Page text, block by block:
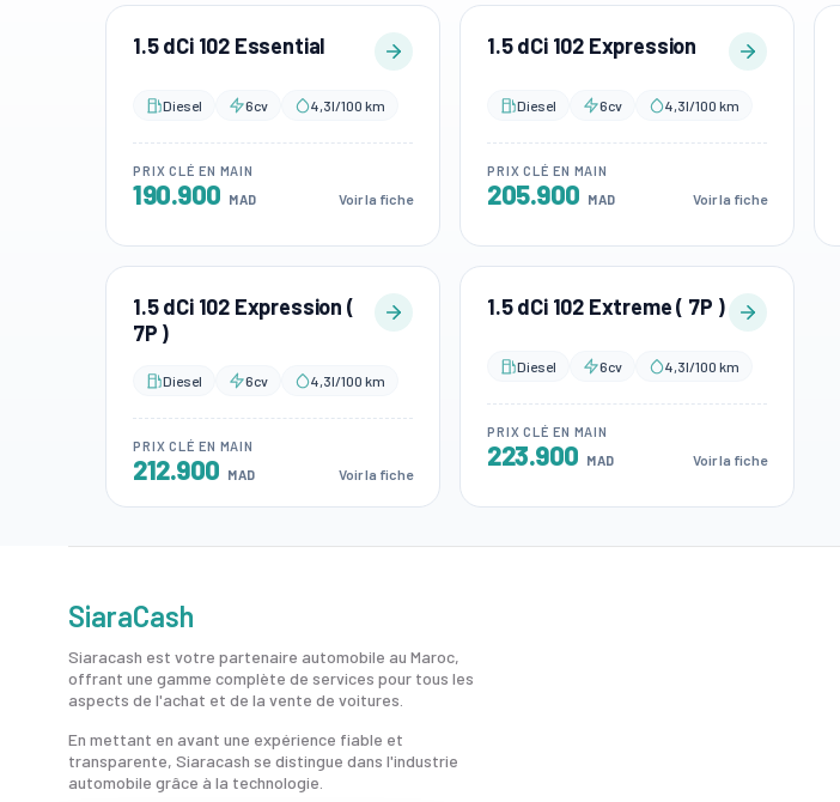
1.5 dCi 102 Essential
Diesel 6cv 4,3l/100 km
PRIX CLÉ EN MAIN
190.900 MAD Voir la fiche
1.5 dCi 102 Expression
Diesel 6cv 4,3l/100 km
PRIX CLÉ EN MAIN
205.900 MAD Voir la fiche
1.5 dCi 102 Expression (
7P )
Diesel 6cv 4,3l/100 km
PRIX CLÉ EN MAIN
212.900 MAD Voir la fiche
1.5 dCi 102 Extreme ( 7P )
Diesel 6cv 4,3l/100 km
PRIX CLÉ EN MAIN
223.900 MAD Voir la fiche
SiaraCash
Siaracash est votre partenaire automobile au Maroc,
offrant une gamme complète de services pour tous les
aspects de l'achat et de la vente de voitures.
En mettant en avant une expérience fiable et
transparente, Siaracash se distingue dans l'industrie
automobile grâce à la technologie.